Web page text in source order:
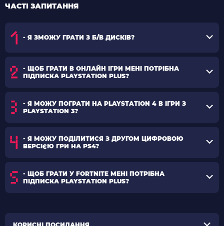
ЧАСТІ ЗАПИТАННЯ
- Я ЗМОЖУ ГРАТИ З Б/В ДИСКІВ?
- ЩОБ ГРАТИ В ОНЛАЙН ІГРИ МЕНІ ПОТРІБНА
ПІДПИСКА PLAYSTATION PLUS?
- Я МОЖУ ПОГРАТИ НА PLAYSTATION 4 В ІГРИ З
PLAYSTATION 3?
- Я МОЖУ ПОДІЛИТИСЯ З ДРУГОМ ЦИФРОВОЮ
ВЕРСІЄЮ ГРИ НА PS4?
- ЩОБ ГРАТИ У FORTNITE МЕНІ ПОТРІБНА
ПІДПИСКА PLAYSTATION PLUS?